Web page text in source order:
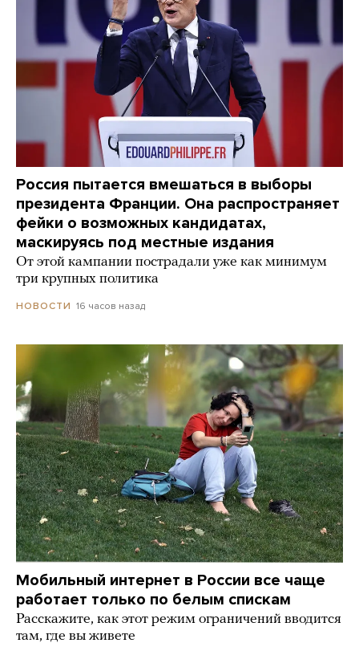
Россия пытается вмешаться в выборы
президента Франции. Она распространяет
фейки о возможных кандидатах,
маскируясь под местные издания
От этой кампании пострадали уже как минимум
три крупных политика
НОВОСТИ 16 часов назад
Мобильный интернет в России все чаще
работает только по белым спискам
Расскажите, как этот режим ограничений вводится
там, где вы живете